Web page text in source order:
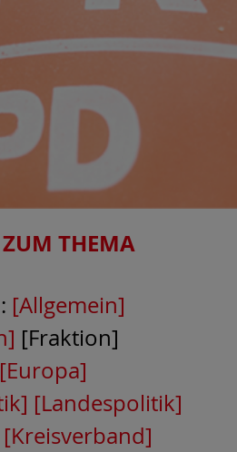
THEMA
[Allgemein]
[Fraktion]
[Europa]
[Landespolitik]
[Kreisverband]